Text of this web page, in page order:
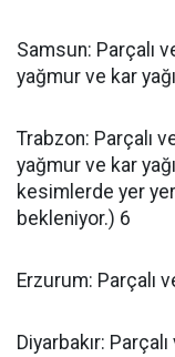
Samsun: Parçalı
yağmur ve kar
Trabzon: Parçalı
yağmur ve kar
kesimlerde yer
bekleniyor.) 6
Erzurum: Parçalı
Diyarbakır: